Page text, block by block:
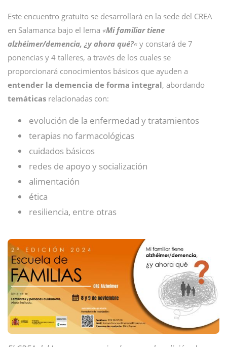
Este encuentro gratuito se desarrollará en la sede del CREA
en Salamanca bajo el lema «Mi familiar tiene
alzhéimer/demencia, ¿y ahora qué?« y constará de 7
ponencias y 4 talleres, a través de los cuales se
proporcionará conocimientos básicos que ayuden a
entender la demencia de forma integral, abordando
temáticas relacionadas con:
evolución de la enfermedad y tratamientos
terapias no farmacológicas
cuidados básicos
redes de apoyo y socialización
alimentación
ética
resiliencia, entre otras